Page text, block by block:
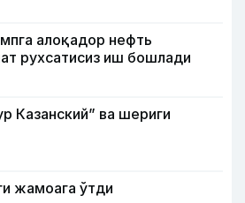
алоқадор нефть
рухсатисиз иш бошлади
Казанский” ва шериги
жамоага ўтди